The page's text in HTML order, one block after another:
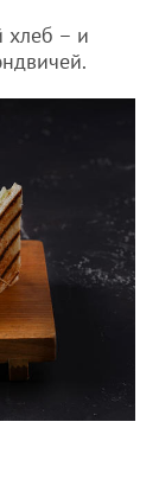
хлеб – и